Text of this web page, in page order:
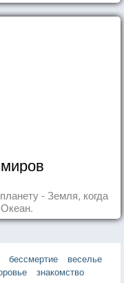
- Земля, когда
бессмертие
веселье
знакомство